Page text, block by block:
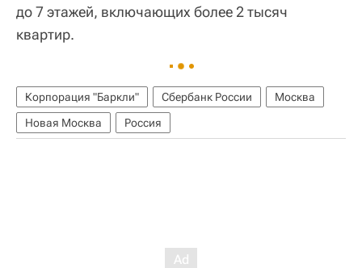
до 7 этажей, включающих более 2 тысяч
квартир.
Корпорация "Баркли" Сбербанк России
Москва
Новая Москва
Россия